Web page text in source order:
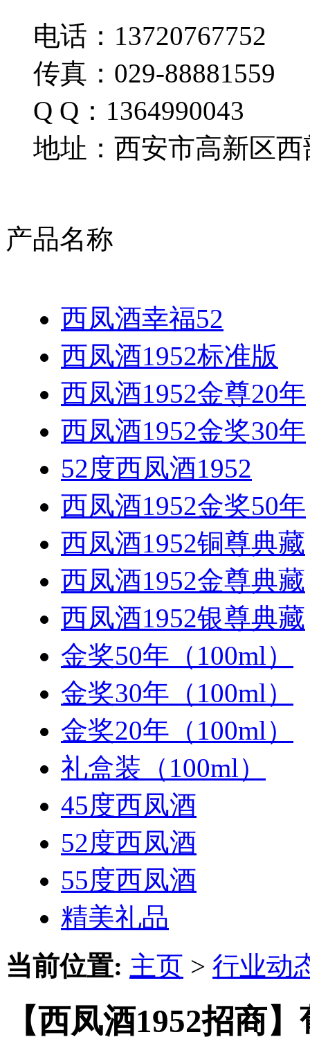
电话：13720767752
传真：029-88881559
Q Q：1364990043
地址：西安市高新区西
产品名称
西凤酒幸福52
西凤酒1952标准版
西凤酒1952金尊20年
西凤酒1952金奖30年
52度西凤酒1952
西凤酒1952金奖50年
西凤酒1952铜尊典藏
西凤酒1952金尊典藏
西凤酒1952银尊典藏
金奖50年（100ml）
金奖30年（100ml）
金奖20年（100ml）
礼盒装（100ml）
45度西凤酒
52度西凤酒
55度西凤酒
精美礼品
当前位置: 主页 > 行业动
【西凤酒1952招商